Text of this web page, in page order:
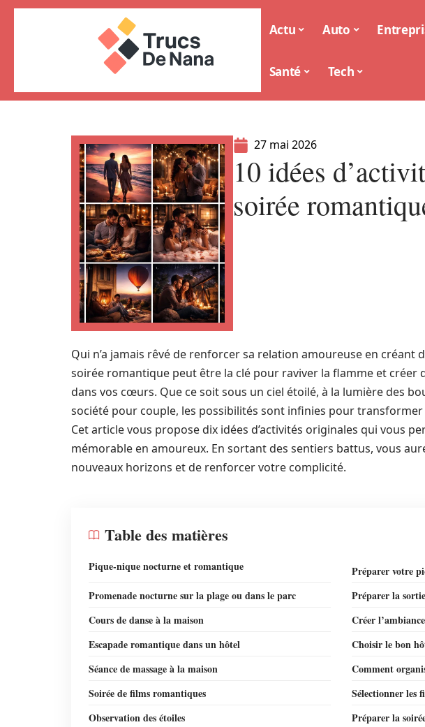
Actu Auto
Santé Tech
27 mai 2026
10 idées
soirée
Qui n’a jamais rêvé de renforcer sa relation amoureuse en créant
soirée romantique peut être la clé pour raviver la flamme et créer
dans vos cœurs. Que ce soit sous un ciel étoilé, à la lumière des
société pour couple, les possibilités sont infinies pour
Cet article vous propose dix idées d’activités originales qui vous
mémorable en amoureux. En sortant des sentiers battus, vous
nouveaux horizons et de renforcer votre complicité.
Table des matières
Pique-nique nocturne et romantique
Préparer votre
Promenade nocturne sur la plage ou dans le parc
Préparer la sortie
Cours de danse à la maison
Créer l’ambiance
Escapade romantique dans un hôtel
Choisir le bon
Séance de massage à la maison
Comment
Soirée de films romantiques
Sélectionner les
Observation des étoiles
Préparer la